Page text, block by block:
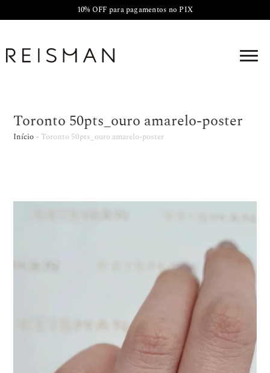
10% OFF para pagamentos no PIX
Toronto 50pts_ouro amarelo-poster
Início »Toronto 50pts_ouro amarelo-poster